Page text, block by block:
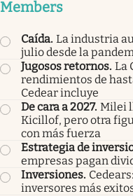
Members
Caída. La industria
julio desde la
Jugosos retornos. La
rendimientos de
Cedear incluye
De cara a 2027. Milei
Kicillof, pero otra
con más fuerza
Estrategia de
empresas pagan
Inversiones.
inversores más